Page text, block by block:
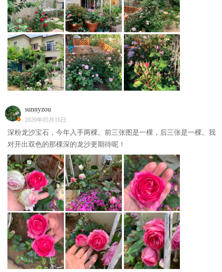
sunnyzou
2020年05月16日
深粉龙沙宝石，今年入手两棵。前三张图是一棵，后三张是一棵。我
对开出双色的那棵深的龙沙更期待呢！